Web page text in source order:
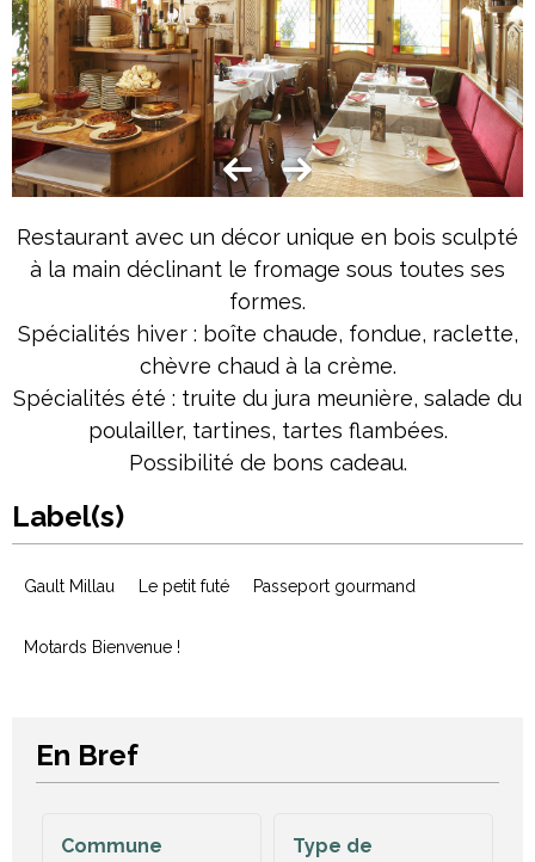
Restaurant avec un décor unique en bois sculpté
à la main déclinant le fromage sous toutes ses
formes.
Spécialités hiver : boîte chaude, fondue, raclette,
chèvre chaud à la crème.
Spécialités été : truite du jura meunière, salade du
poulailler, tartines, tartes flambées.
Possibilité de bons cadeau.
Label(s)
Gault Millau Le petit futé Passeport gourmand
Motards Bienvenue !
En Bref
Commune
Type de